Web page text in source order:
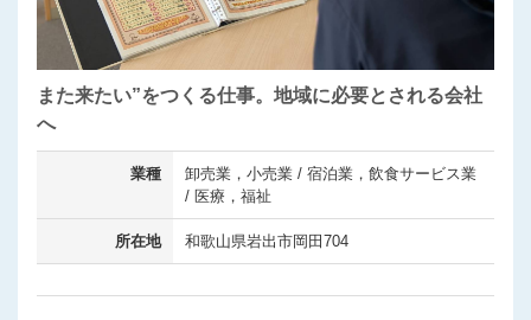
また来たい”をつくる仕事。地域に必要とされる会社
へ
業種
卸売業，小売業 / 宿泊業，飲食サービス業
/ 医療，福祉
所在地 和歌山県岩出市岡田704